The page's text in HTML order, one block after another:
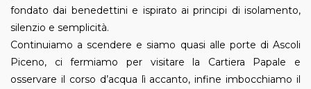
fondato dai benedettini e ispirato ai principi di isolamento,
silenzio e semplicità.
Continuiamo a scendere e siamo quasi alle porte di Ascoli
Piceno, ci fermiamo per visitare la Cartiera Papale e
osservare il corso d’acqua lì accanto, infine imbocchiamo il